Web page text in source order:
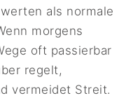
als normale
morgens
oft passierbar
regelt,
vermeidet Streit.